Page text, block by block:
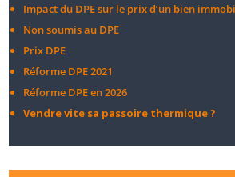
Impact du DPE sur le prix d’un bien
Non soumis au DPE
Prix DPE
Réforme DPE 2021
Réforme DPE en 2026
Vendre vite sa passoire thermique ?